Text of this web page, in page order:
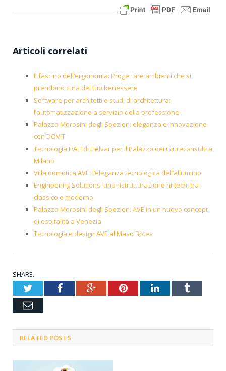
Articoli correlati
Il fascino dell’ergonomia: Progettare ambienti che si
prendono cura del tuo benessere
Software per architetti e studi di architettura:
l’automatizzazione a servizio della professione
Palazzo Morosini degli Spezieri: eleganza e innovazione
con DOVIT
Tecnologia DALI di Helvar per il Palazzo dei Giureconsulti a
Milano
Villa domotica AVE: l’eleganza tecnologica dell’alluminio
Engineering Solutions: una ristrutturazione hi-tech, tra
classico e moderno
Palazzo Morosini degli Spezieri: AVE in un nuovo concept
di ospitalità a Venezia
Tecnologia e design AVE al Maso Bòtes
SHARE.
TwitterFacebookGoogle+PinterestLinkedInTumblr
Email
RELATED POSTS